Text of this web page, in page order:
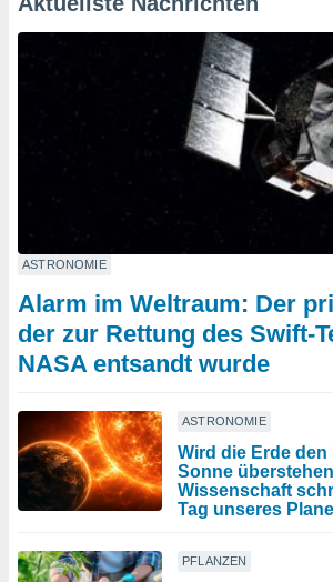
ASTRONOMIE
Alarm im Weltraum: Der
der zur Rettung des Swift-
NASA entsandt wurde
ASTRONOMIE
Wird die Erde
Sonne
Wissenschaft
Tag unseres
PFLANZEN